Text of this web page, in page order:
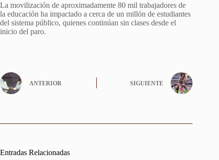
La movilización de aproximadamente 80 mil trabajadores de
la educación ha impactado a cerca de un millón de estudiantes
del sistema público, quienes continúan sin clases desde el
inicio del paro.
ANTERIOR SIGUIENTE
Entradas Relacionadas